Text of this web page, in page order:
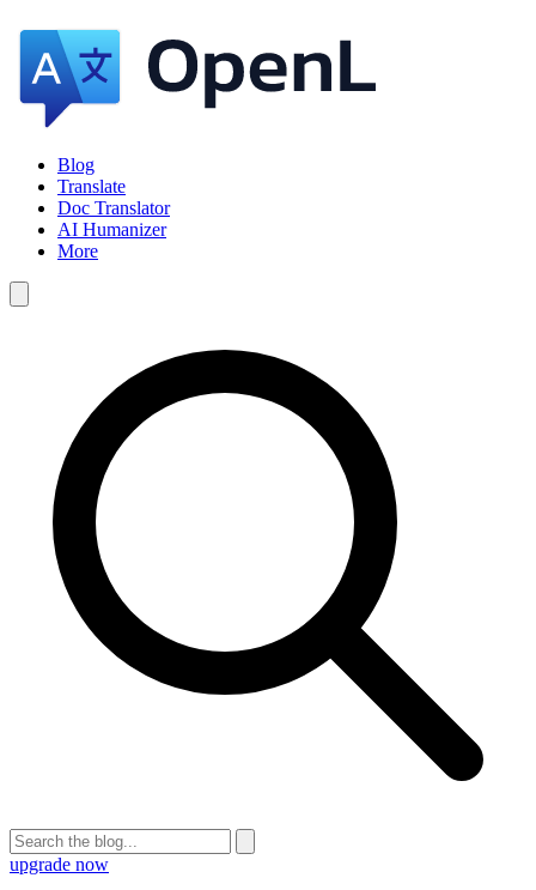
Blog
Translate
Doc Translator
AI Humanizer
More
upgrade now